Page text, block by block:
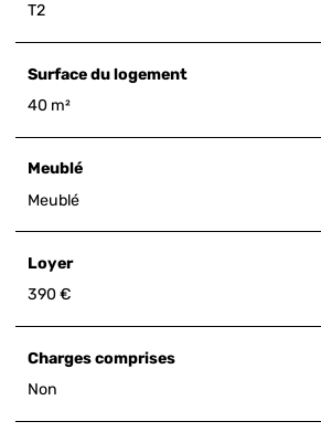
T2
Surface du logement
40 m²
Meublé
Meublé
Loyer
390 €
Charges comprises
Non